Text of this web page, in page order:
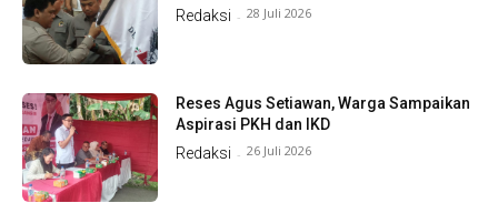
Redaksi - 28 Juli 2026
Reses Agus Setiawan, Warga Sampaikan
Aspirasi PKH dan IKD
Redaksi - 26 Juli 2026